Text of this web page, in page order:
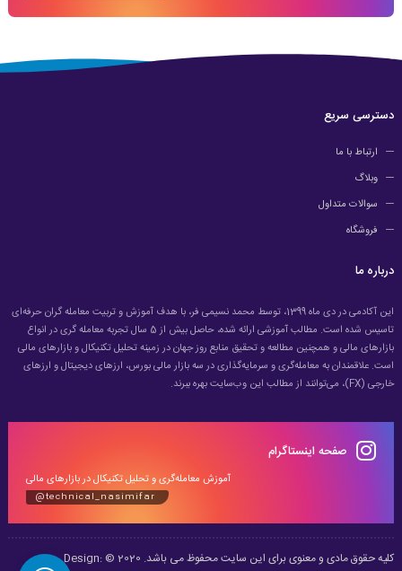
دسترسی سریع
ارتباط با ما
وبلاگ
سوالات متداول
فروشگاه
درباره ما
این آکادمی در دی ماه 1399، توسط محمد نسیمی فر، با هدف آموزش و تربیت معامله گران حرفه‌ای
تاسیس شده است. مطالب آموزشی ارائه شده، حاصل بیش از 5 سال تجربه معامله گری در انواع
بازارهای مالی و همچنین مطالعه و تحقیق منابع روز جهان در زمینه تحلیل تکنیکال و بازارهای مالی
است. علاقمندان به معامله‌گری و سرمایه‌گذاری در سه بازار مالی بورس، ارزهای دیجیتال و ارزهای
خارجی (FX)، می‌توانند از مطالب این وب‌سایت بهره ببرند.
صفحه اینستاگرام
آموزش معامله‌گری و تحلیل تکنیکال در بازارهای مالی
@technical_nasimifar
کلیه حقوق مادی و معنوی برای این سایت محفوظ می باشد. 2020 © Design: